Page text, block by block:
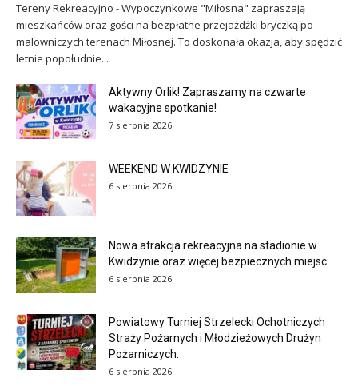
Tereny Rekreacyjno - Wypoczynkowe "Miłosna" zapraszają
mieszkańców oraz gości na bezpłatne przejażdżki bryczką po
malowniczych terenach Miłosnej. To doskonała okazja, aby spędzić
letnie popołudnie...
Aktywny Orlik! Zapraszamy na czwarte
wakacyjne spotkanie!
7 sierpnia 2026
WEEKEND W KWIDZYNIE
6 sierpnia 2026
Nowa atrakcja rekreacyjna na stadionie w
Kwidzynie oraz więcej bezpiecznych miejsc...
6 sierpnia 2026
Powiatowy Turniej Strzelecki Ochotniczych
Straży Pożarnych i Młodzieżowych Drużyn
Pożarniczych.
6 sierpnia 2026